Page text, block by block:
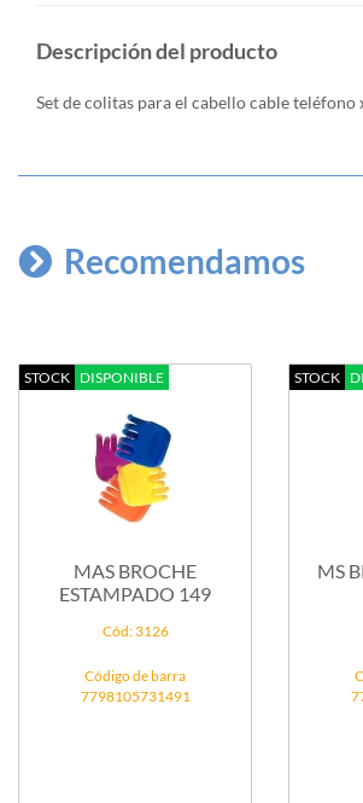
Descripción del producto
Set de colitas para el cabello cable teléfono
Recomendamos
STOCK DISPONIBLE
MAS BROCHE
ESTAMPADO 149
Cód: 3126
Código de barra
7798105731491
STOCK
MS